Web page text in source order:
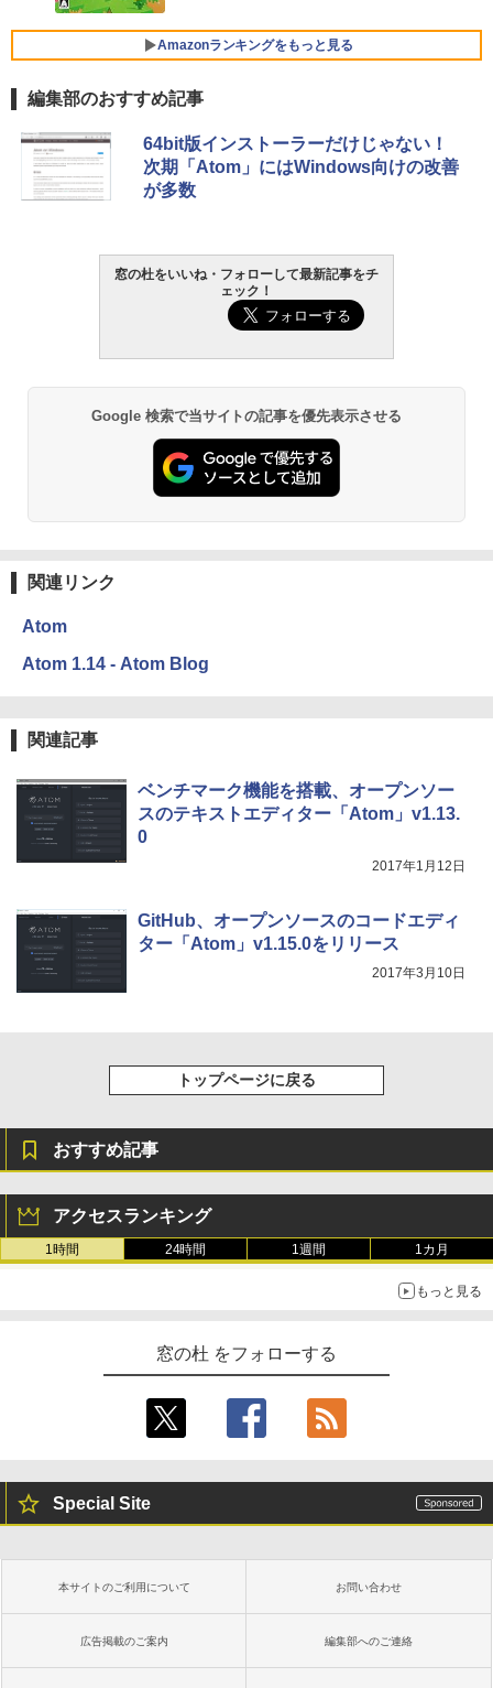
Core i5/16GB/SSD 512GB/ホワイト) FM
VWK3E15W_AZ
￥139,880
Amazonランキングをもっと見る
生成AIパスポート公式テキスト 第４版
￥1,766
1冊ですべて身につくHTML & CSSとWe
bデザイン入門講座［第2版］
ClaudeCode いちばんやさしい 教科書:
方 マニュアル AI副業にもコンテンツ作成
にもKindle出版にも！ 非エンジニアのた
めのAIコーディング入門シリーズ
￥480
￥1,600
Amazon Kindle - 目に優しい、かさばら
ない、大きな画面で読みやすい、6週間持
続バッテリー、6インチディスプレイ電子
書籍リーダー、マッチャ、16GB、広告な
￥16,980
Kindle Paperwhite シグニチャーエディ
ション (32GB) 7インチディスプレイ、明
ブラック
Amazon Kindle Paperwhite (16GB) 7イ
ージ、防水、7インチカラーディスプレ
レージ、ノート機能搭載、明るさ自動調
￥115,980
編集部のおすすめ記事
64bit版インストーラーだけじゃない！
次期「Atom」にはWindows向けの改善
が多数
窓の杜をいいね・フォローして最新記事をチ
ェック！
Google 検索で当サイトの記事を優先表示させる
関連リンク
Atom
Atom 1.14 - Atom Blog
関連記事
ベンチマーク機能を搭載、オープンソー
スのテキストエディター「Atom」v1.13.
0
2017年1月12日
GitHub、オープンソースのコードエディ
ター「Atom」v1.15.0をリリース
2017年3月10日
トップページに戻る
おすすめ記事
アクセスランキング
1時間 24時間 1週間 1カ月
もっと見る
窓の杜 をフォローする
Special Site
本サイトのご利用について お問い合わせ
広告掲載のご案内 編集部へのご連絡